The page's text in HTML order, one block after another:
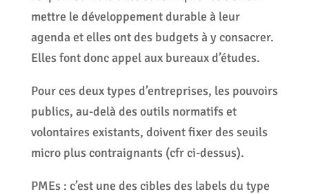
mettre le développement durable à leur
agenda et elles ont des budgets à y consacrer.
Elles font donc appel aux bureaux d’études.
Pour ces deux types d’entreprises, les pouvoirs
publics, au-delà des outils normatifs et
volontaires existants, doivent fixer des seuils
micro plus contraignants (cfr ci-dessus).
PMEs : c’est une des cibles des labels du type